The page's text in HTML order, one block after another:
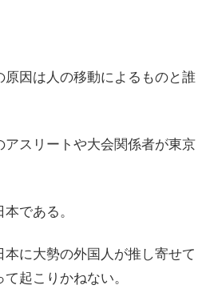
原因は人の移動によるものと誰
アスリートや大会関係者が東京
である。
に大勢の外国人が推し寄せて
起こりかねない。